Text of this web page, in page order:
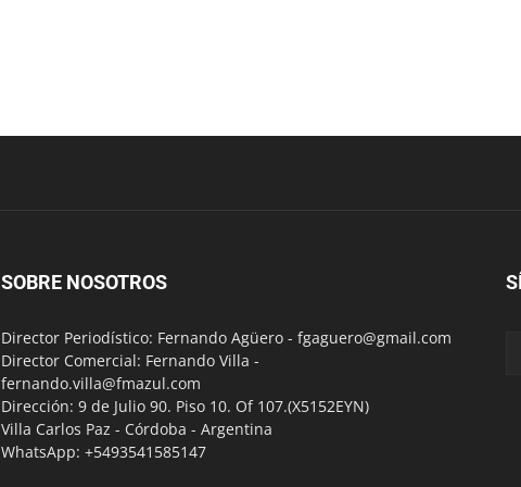
SOBRE NOSOTROS
Director Periodístico: Fernando Agüero - fgaguero@gmail.com
Director Comercial: Fernando Villa -
fernando.villa@fmazul.com
Dirección: 9 de Julio 90. Piso 10. Of 107.(X5152EYN)
Villa Carlos Paz - Córdoba - Argentina
WhatsApp: +5493541585147